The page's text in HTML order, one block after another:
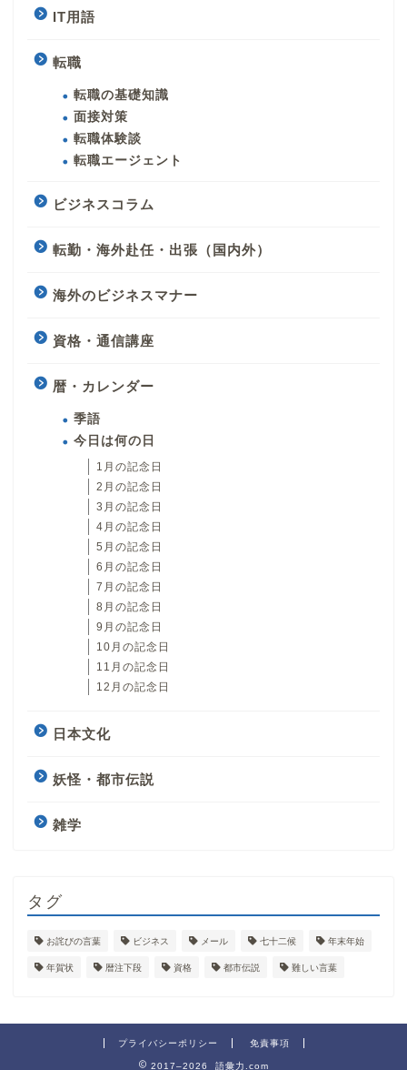
IT用語
転職
転職の基礎知識
面接対策
転職体験談
転職エージェント
ビジネスコラム
転勤・海外赴任・出張（国内外）
海外のビジネスマナー
資格・通信講座
暦・カレンダー
季語
今日は何の日
1月の記念日
2月の記念日
3月の記念日
4月の記念日
5月の記念日
6月の記念日
7月の記念日
8月の記念日
9月の記念日
10月の記念日
11月の記念日
12月の記念日
日本文化
妖怪・都市伝説
雑学
タグ
お詫びの言葉 ビジネス メール 七十二候 年末年始
年賀状 暦注下段 資格 都市伝説 難しい言葉
プライバシーポリシー 免責事項
2017–2026 語彙力.com